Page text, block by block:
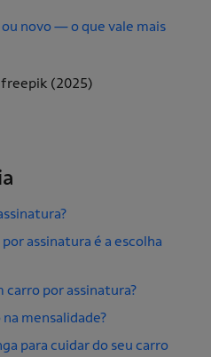
ou novo — o que vale mais
(2025)
assinatura é a escolha
carro por assinatura?
mensalidade?
para cuidar do seu carro